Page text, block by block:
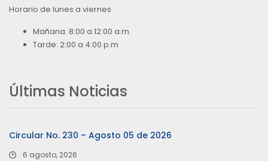
Horario de lunes a viernes
Mañana: 8:00 a 12:00 a.m.
Tarde: 2:00 a 4:00 p.m
Últimas Noticias
Circular No. 230 – Agosto 05 de 2026
6 agosto, 2026